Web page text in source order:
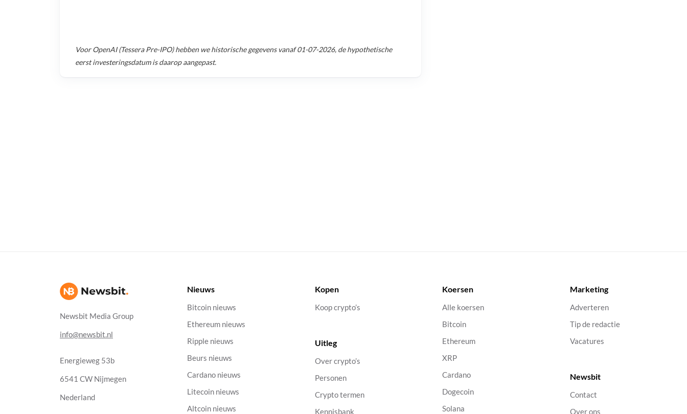
VoorOpenAI (Tessera Pre-IPO)hebben we historische gegevens vanaf01-07-2026, de hypothetische
eerst investeringsdatum is daarop aangepast.
Newsbit Media Group
info@newsbit.nl
Energieweg 53b
6541 CW Nijmegen
Nederland
Nieuws
Bitcoin nieuws
Ethereum nieuws
Ripple nieuws
Beurs nieuws
Cardano nieuws
Litecoin nieuws
Altcoin nieuws
Kopen
Koop crypto’s
Uitleg
Over crypto’s
Personen
Crypto termen
Kennisbank
Koersen
Alle koersen
Bitcoin
Ethereum
XRP
Cardano
Dogecoin
Solana
Marketing
Adverteren
Tip de redactie
Vacatures
Newsbit
Contact
Over ons